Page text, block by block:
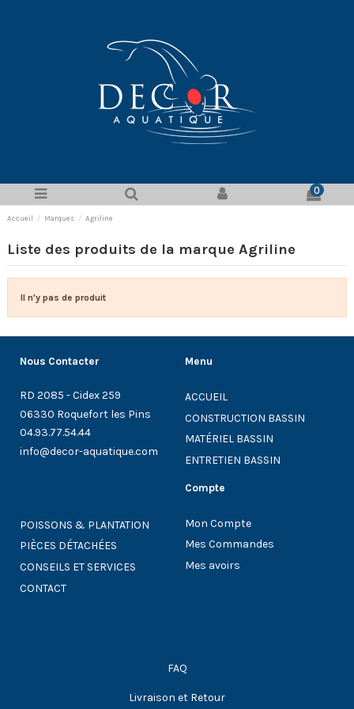
0
Accueil Marques Agriline
Liste des produits de la marque Agriline
Il n'y pas de produit
Nous Contacter
RD 2085 - Cidex 259
06330 Roquefort les Pins
04.93.77.54.44
info@decor-aquatique.com
Menu
ACCUEIL
CONSTRUCTION BASSIN
MATÉRIEL BASSIN
ENTRETIEN BASSIN
POISSONS & PLANTATION
PIÈCES DÉTACHÉES
CONSEILS ET SERVICES
CONTACT
Compte
Mon Compte
Mes Commandes
Mes avoirs
FAQ
Livraison et Retour